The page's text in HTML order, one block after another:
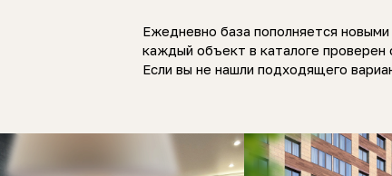
Ежедневно база пополняется
каждый объект в каталоге проверен
Если вы не нашли подходящего